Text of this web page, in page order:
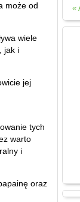
może od
wiele
jak i
jej
tych
warto
i
oraz
«